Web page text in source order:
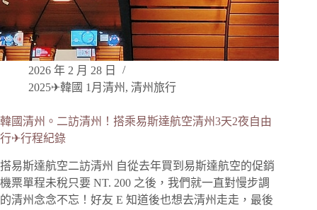
2026 年 2 月 28 日
2025✈韓國 1月清州 , 清州旅行
韓國清州。二訪清州！搭乘易斯達航空清州3天2夜自由
行✈行程紀錄
搭易斯達航空二訪清州 自從去年買到易斯達航空的促銷
機票單程未稅只要 NT. 200 之後，我們就一直對慢步調
的清州念念不忘！好友 E 知道後也想去清州走走，最後